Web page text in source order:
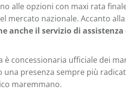
alle opzioni con maxi rata
mercato nazionale. Accanto
anche il servizio di
è concessionaria ufficiale dei
una presenza sempre più
maremmano.